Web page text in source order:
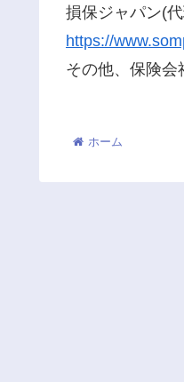
損保ジャパン(
https://
その他、保険会
ホーム